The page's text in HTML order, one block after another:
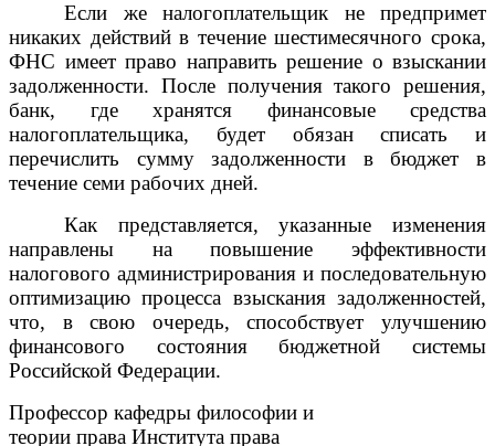
Если же налогоплательщик не предпримет
никаких действий в течение шестимесячного срока,
ФНС имеет право направить решение о взыскании
задолженности. После получения такого решения,
банк, где хранятся финансовые средства
налогоплательщика, будет обязан списать и
перечислить сумму задолженности в бюджет в
течение семи рабочих дней.
Как представляется, указанные изменения
направлены на повышение эффективности
налогового администрирования и последовательную
оптимизацию процесса взыскания задолженностей,
что, в свою очередь, способствует улучшению
финансового состояния бюджетной системы
Российской Федерации.
Профессор кафедры философии и
теории права Института права